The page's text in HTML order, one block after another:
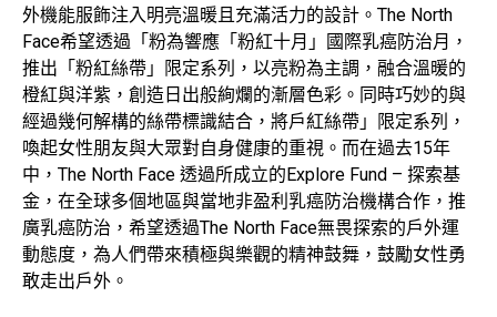
外機能服飾注入明亮溫暖且充滿活力的設計。The North
Face希望透過「粉為響應「粉紅十月」國際乳癌防治月，
推出「粉紅絲帶」限定系列，以亮粉為主調，融合溫暖的
橙紅與洋紫，創造日出般絢爛的漸層色彩。同時巧妙的與
經過幾何解構的絲帶標識結合，將戶紅絲帶」限定系列，
喚起女性朋友與大眾對自身健康的重視。而在過去15年
中，The North Face 透過所成立的Explore Fund – 探索基
金，在全球多個地區與當地非盈利乳癌防治機構合作，推
廣乳癌防治，希望透過The North Face無畏探索的戶外運
動態度，為人們帶來積極與樂觀的精神鼓舞，鼓勵女性勇
敢走出戶外。